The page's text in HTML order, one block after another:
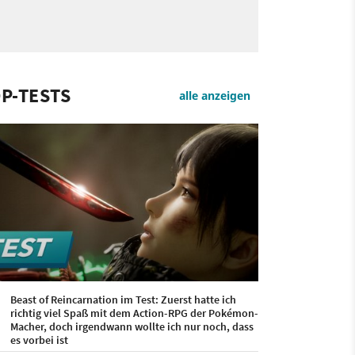
TESTS alle anzeigen
Beast of Reincarnation im Test: Zuerst hatte ich
richtig viel Spaß mit dem Action-RPG der Pokémon-
Macher, doch irgendwann wollte ich nur noch, dass
es vorbei ist